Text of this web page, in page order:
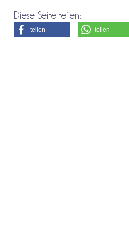
Diese Seite teilen:
teilen teilen